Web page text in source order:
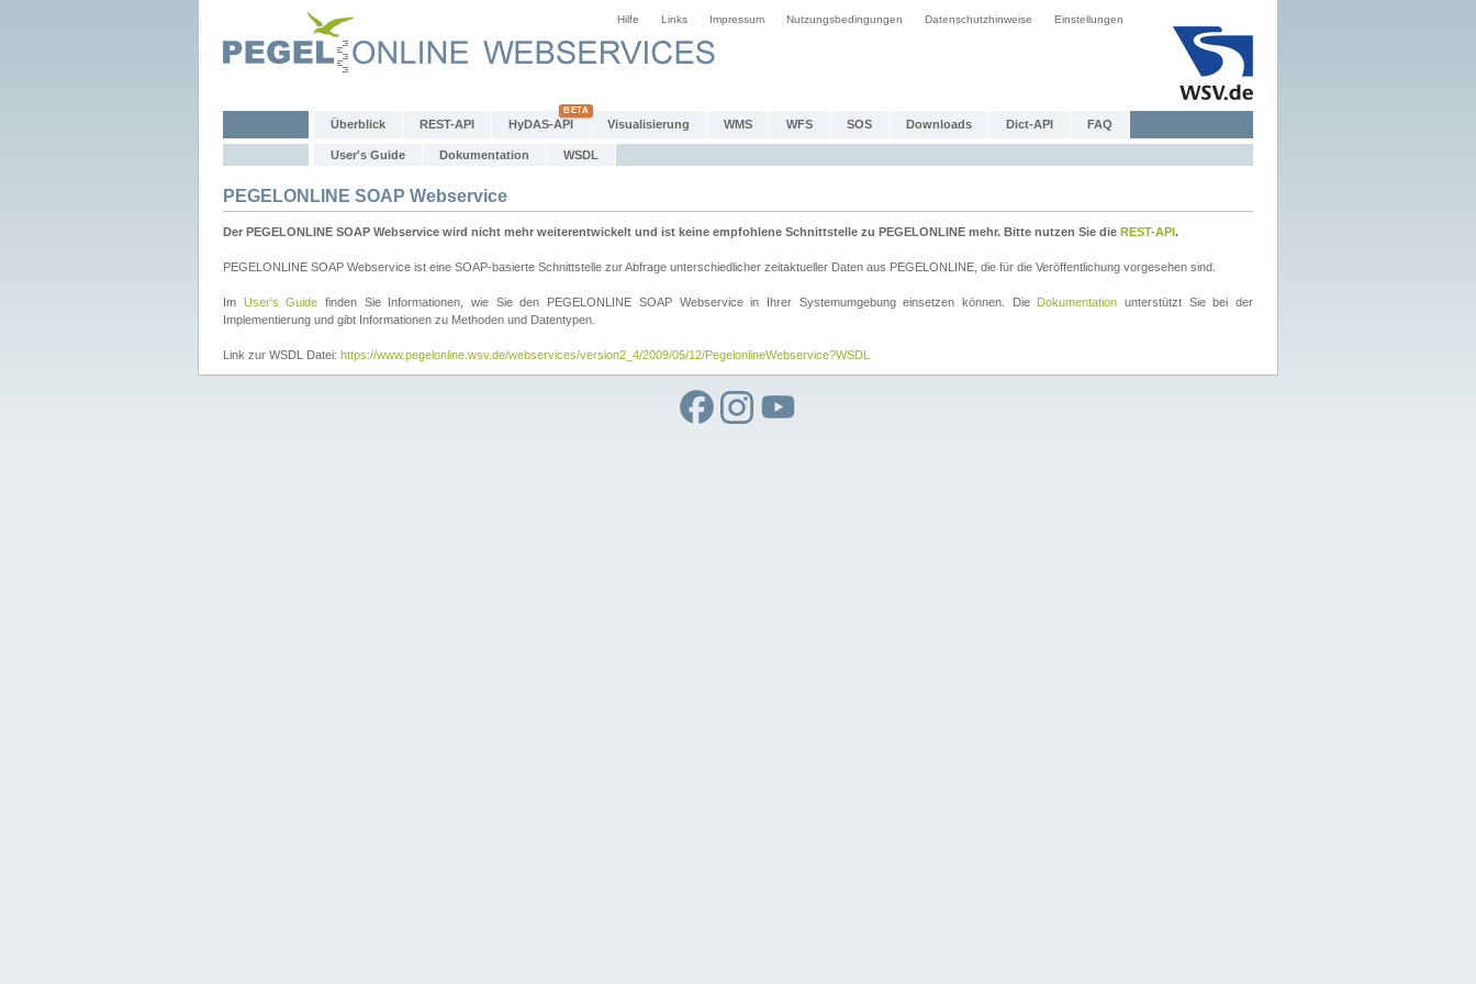
Hilfe Links Impressum Nutzungsbedingungen Datenschutzhinweise Einstellungen
Überblick REST-API HyDAS-API Visualisierung WMS WFS SOS Downloads Dict-API FAQ
User's Guide Dokumentation WSDL
PEGELONLINE SOAP Webservice
Der PEGELONLINE SOAP Webservice wird nicht mehr weiterentwickelt und ist keine empfohlene Schnittstelle zu PEGELONLINE mehr. Bitte nutzen Sie die REST-API.
PEGELONLINE SOAP Webservice ist eine SOAP-basierte Schnittstelle zur Abfrage unterschiedlicher zeitaktueller Daten aus PEGELONLINE, die für die Veröffentlichung vorgesehen sind.
Im User's Guide finden Sie Informationen, wie Sie den PEGELONLINE SOAP Webservice in Ihrer Systemumgebung einsetzen können. Die Dokumentation unterstützt Sie bei der
Implementierung und gibt Informationen zu Methoden und Datentypen.
Link zur WSDL Datei: https://www.pegelonline.wsv.de/webservices/version2_4/2009/05/12/PegelonlineWebservice?WSDL